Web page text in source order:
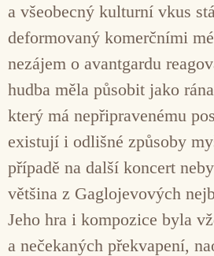
a všeobecný kulturní vkus
deformovaný komerčními
nezájem o avantgardu
hudba měla působit jako
který má nepřipravenému
existují i odlišné způsoby
případě na další koncert
většina z Gaglojevových
Jeho hra i kompozice byla
a nečekaných překvapení,